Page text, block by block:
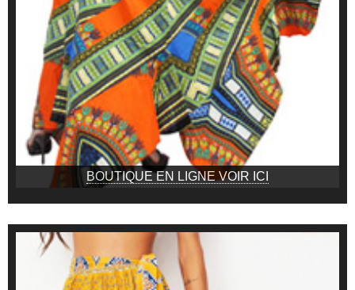
BOUTIQUE EN LIGNE VOIR ICI